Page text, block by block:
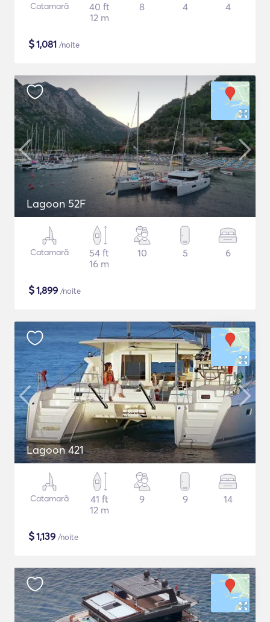
Catamarã
40 ft
12 m
8 4 4
$1,081 /noite
Lagoon 52F
Catamarã
54 ft
16 m
10 5 6
$1,899 /noite
Lagoon 421
Catamarã
41 ft
12 m
9 9 14
$1,139 /noite